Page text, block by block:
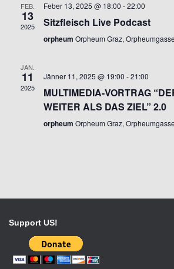
FEB.
13
2025
Feber 13, 2025 @ 18:00 -22:00
Sitzfleisch Live Podcast
orpheum Orpheum Graz,
JAN.
11
2025
Jänner 11, 2025 @ 19:00 -21:00
MULTIMEDIA-VORTRAG
WEITER ALS DAS ZIEL” 2.0
orpheum Orpheum Graz,
Support US!